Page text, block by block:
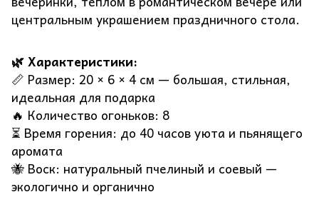
центральным украшением праздничного стола.
🌿 Характеристики:
📏 Размер: 20 × 6 × 4 см — большая, стильная,
идеальная для подарка
🔥 Количество огоньков: 8
⏳ Время горения: до 40 часов уюта и пьянящего
аромата
🐝 Воск: натуральный пчелиный и соевый —
экологично и органично